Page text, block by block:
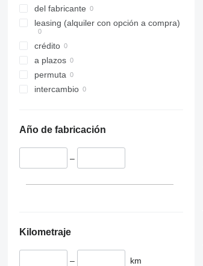
del fabricante
leasing (alquiler con opción a compra)
crédito
a plazos
permuta
intercambio
Año de fabricación
–
Kilometraje
– km